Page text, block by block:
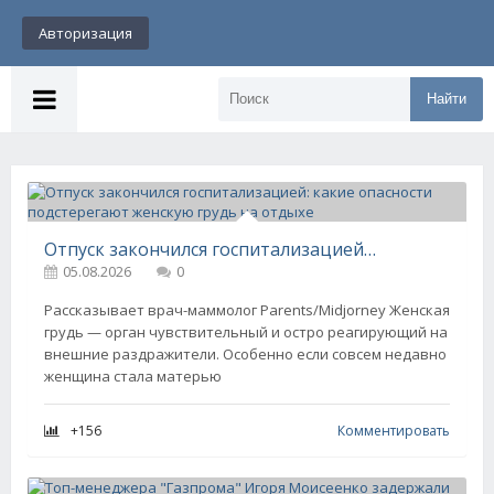
Авторизация
Найти
Отпуск закончился госпитализацией: какие опасности подстерегают женскую грудь на отдыхе
05.08.2026
0
Рассказывает врач-маммолог Parents/Midjorney Женская
грудь — орган чувствительный и остро реагирующий на
внешние раздражители. Особенно если совсем недавно
женщина стала матерью
+156 Комментировать